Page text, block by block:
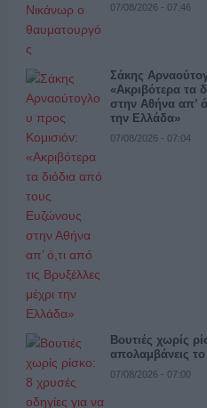
07/08/2026 - 07:46
Σάκης
«Ακριβότερα τα
στην Αθήνα απ’
την Ελλάδα»
07/08/2026 - 07:04
Βουτιές χωρίς
απολαμβάνεις
07/08/2026 - 07:00